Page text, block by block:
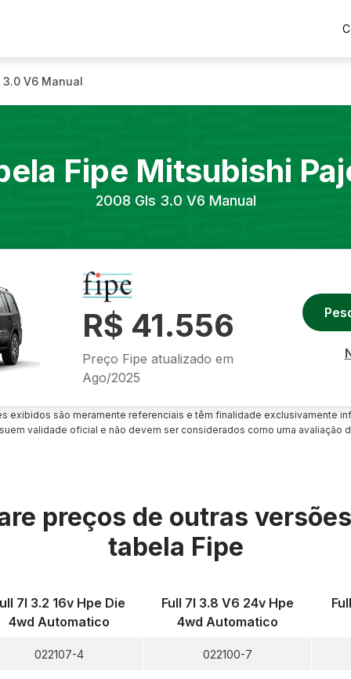
3.0 V6 Manual
Fipe Mitsubishi
2008 Gls 3.0 V6 Manual
R$ 41.556
Preço Fipe atualizado em
Ago/2025
exibidos são meramente referenciais e têm finalidade exclusivamente
validade oficial e não devem ser considerados como uma avaliação
preços de outras
tabela Fipe
7l 3.2 16v Hpe Die
4wd Automatico
022107-4
Full 7l 3.8 V6 24v Hpe
4wd Automatico
022100-7